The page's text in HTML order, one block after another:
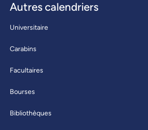
Autres calendriers
Universitaire
Carabins
Facultaires
Bourses
Bibliothèques